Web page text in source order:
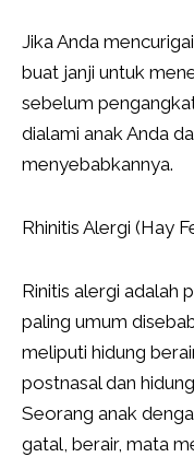
Jika Anda
buat janji untuk
sebelum
dialami anak Anda
menyebabkannya.
Rhinitis Alergi (Hay
Rinitis alergi adalah
paling umum
meliputi hidung
postnasal dan
Seorang anak
gatal, berair, mata